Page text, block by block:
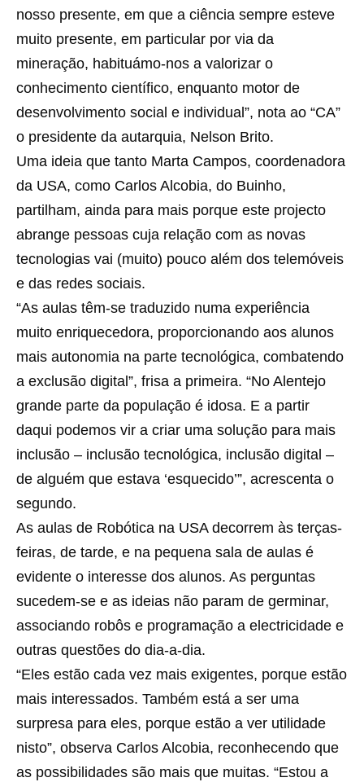
nosso presente, em que a ciência sempre esteve
muito presente, em particular por via da
mineração, habituámo-nos a valorizar o
conhecimento científico, enquanto motor de
desenvolvimento social e individual”, nota ao “CA”
o presidente da autarquia, Nelson Brito.
Uma ideia que tanto Marta Campos, coordenadora
da USA, como Carlos Alcobia, do Buinho,
partilham, ainda para mais porque este projecto
abrange pessoas cuja relação com as novas
tecnologias vai (muito) pouco além dos telemóveis
e das redes sociais.
“As aulas têm-se traduzido numa experiência
muito enriquecedora, proporcionando aos alunos
mais autonomia na parte tecnológica, combatendo
a exclusão digital”, frisa a primeira. “No Alentejo
grande parte da população é idosa. E a partir
daqui podemos vir a criar uma solução para mais
inclusão – inclusão tecnológica, inclusão digital –
de alguém que estava ‘esquecido’”, acrescenta o
segundo.
As aulas de Robótica na USA decorrem às terças-
feiras, de tarde, e na pequena sala de aulas é
evidente o interesse dos alunos. As perguntas
sucedem-se e as ideias não param de germinar,
associando robôs e programação a electricidade e
outras questões do dia-a-dia.
“Eles estão cada vez mais exigentes, porque estão
mais interessados. Também está a ser uma
surpresa para eles, porque estão a ver utilidade
nisto”, observa Carlos Alcobia, reconhecendo que
as possibilidades são mais que muitas. “Estou a